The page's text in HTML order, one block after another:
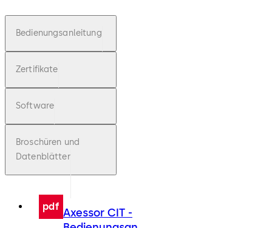
Bedienungsanleitung
Zertifikate
Software
Broschüren und
Datenblätter
pdf Axessor CIT -